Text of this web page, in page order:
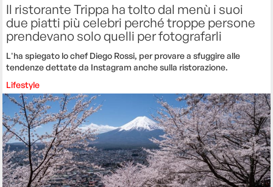
Il ristorante Trippa ha tolto dal menù i suoi
due piatti più celebri perché troppe persone
prendevano solo quelli per fotografarli
L'ha spiegato lo chef Diego Rossi, per provare a sfuggire alle
tendenze dettate da Instagram anche sulla ristorazione.
Lifestyle